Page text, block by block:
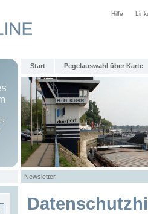
Hilfe
Start Pegelauswahl über Karte
Newsletter